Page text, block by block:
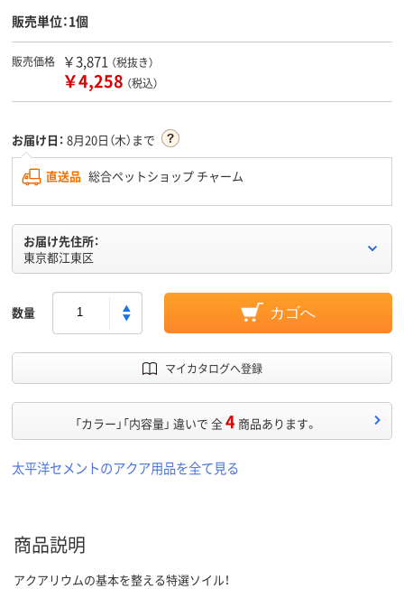
販売単位：1個
販売価格 ￥3,871 （税抜き）
￥4,258 （税込）
お届け日： 8月20日（木）まで
直送品 総合ペットショップ チャーム
お届け先住所：
東京都江東区
数量 カゴへ
マイカタログへ登録
「カラー」「内容量」 違いで 全4 商品あります。
太平洋セメントのアクア用品を全て見る
商品説明
アクアリウムの基本を整える特選ソイル！